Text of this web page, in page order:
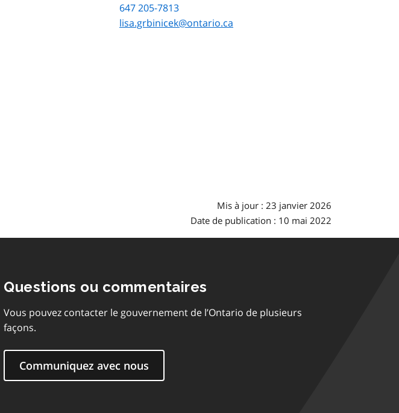
647 205-7813
lisa.grbinicek@ontario.ca
Mis à jour : 23 janvier 2026
Date de publication : 10 mai 2022
Questions ou commentaires
Vous pouvez contacter le gouvernement de l’Ontario de plusieurs
façons.
Communiquez avec nous